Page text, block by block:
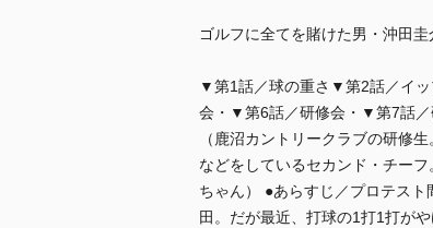
ゴルフに全てを賭けた男・沖田
▼第1話／球の重さ▼第2話／イ
会・▼第6話／研修会・▼第7話
（鹿沼カントリークラブの研修
などをしているセカンド・チー
ちゃん） ●あらすじ／プロテス
田。だが最近、打球の1打1打が